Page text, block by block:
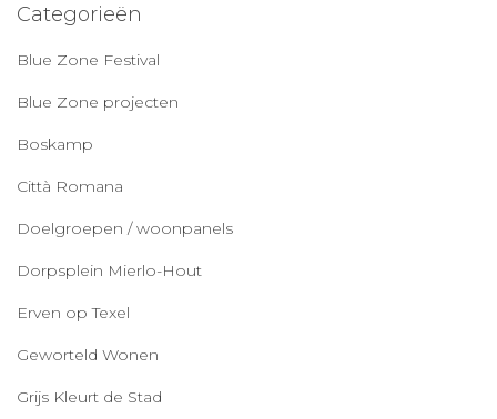
Categorieën
Blue Zone Festival
Blue Zone projecten
Boskamp
Città Romana
Doelgroepen / woonpanels
Dorpsplein Mierlo-Hout
Erven op Texel
Geworteld Wonen
Grijs Kleurt de Stad